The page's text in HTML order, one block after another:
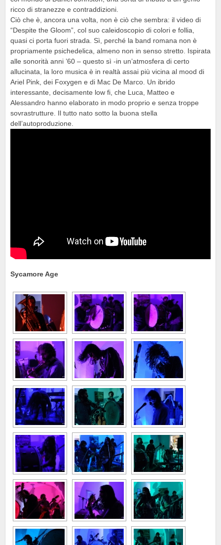
ricco di stranezze e contraddizioni.
Ciò che è, ancora una volta, non è ciò che sembra: il video di
“Despite the Gloom”, col suo caleidoscopio di colori e follia,
quasi ci porta fuori strada. Sì, perché la band romana non è
propriamente psichedelica, almeno non in senso stretto. Ispirata
alle sonorità anni ’60 – questo sì -in un’atmosfera di certo
allucinata, la loro musica è in realtà assai più vicina al mood di
Ariel Pink, dei Foxygen e di Mac De Marco. Un ibrido
interessante, decisamente low fi, che Luca, Matteo e
Alessandro hanno elaborato in modo proprio e senza troppe
sovrastrutture. Il tutto nato sotto la buona stella
dell’autoproduzione.
Sycamore Age